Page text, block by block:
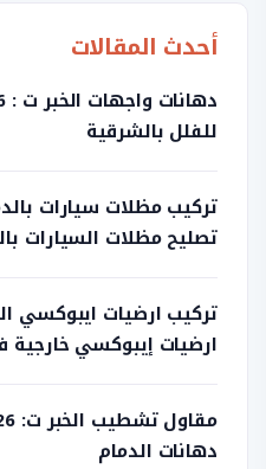
أحدث المقالات
للفلل بالشرقية
تصليح مظلات السيارات
ارضيات إيبوكسي خارجية
دهانات الدمام